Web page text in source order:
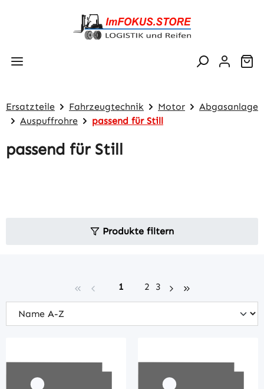
Zum Hauptinhalt springen
Ersatzteile Fahrzeugtechnik Motor
Abgasanlage
Auspuffrohre
passend für Still
passend für Still
Produkte filtern
Seite
1 Seite
2 Seite
3